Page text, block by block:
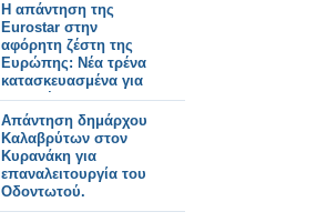
Η απάντηση της
Eurostar στην
αφόρητη ζέστη της
Ευρώπης: Νέα τρένα
κατασκευασμένα για
να αντέχουν σε
θερμοκρασίες 55°C.
Απάντηση δημάρχου
Καλαβρύτων στον
Κυρανάκη για
επαναλειτουργία του
Οδοντωτού.